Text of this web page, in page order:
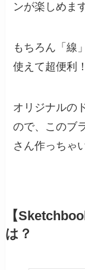
ンが楽しめま
もちろん「線
使えて超便利！
オリジナルの
ので、このブ
さん作っちゃ
【
は？